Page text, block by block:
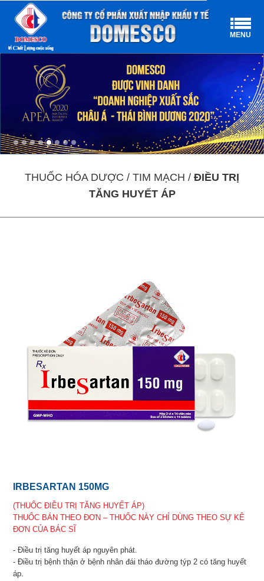
MENU
THUỐC HÓA DƯỢC / TIM MẠCH / ĐIỀU TRỊ
TĂNG HUYẾT ÁP
IRBESARTAN 150MG
(THUỐC ĐIỀU TRỊ TĂNG HUYẾT ÁP)
THUỐC BÁN THEO ĐƠN – THUỐC NÀY CHỈ DÙNG THEO SỰ KÊ
ĐƠN CỦA BÁC SĨ
- Điều trị tăng huyết áp nguyên phát.
- Điều trị bệnh thận ở bệnh nhân đái tháo đường týp 2 có tăng huyết
áp.